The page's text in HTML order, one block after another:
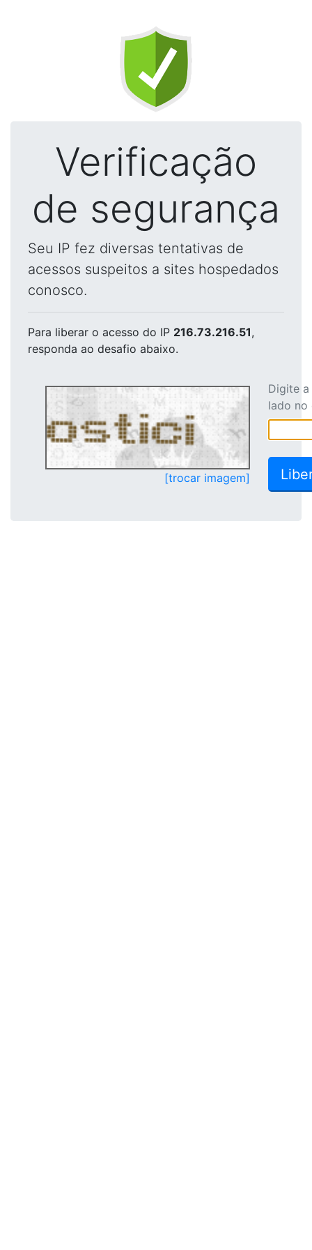
Verificação
de segurança
Seu IP fez diversas tentativas de
acessos suspeitos a sites hospedados
conosco.
Para liberar o acesso do IP 216.73.216.51,
responda ao desafio abaixo.
[trocar imagem]
Digite
lado no